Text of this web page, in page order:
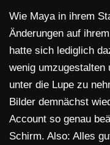
Wie Maya in ihrem
Änderungen auf
hatte sich lediglich
wenig umzugestalten
unter die Lupe zu
Bilder demnächst
Account so genau
Schirm. Also: Alles